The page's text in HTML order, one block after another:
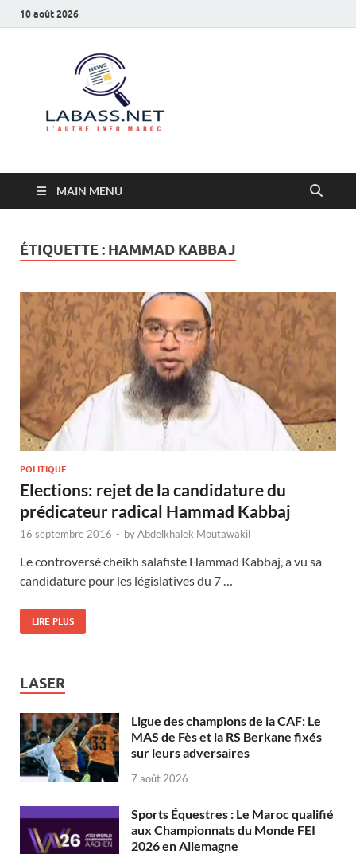
10 août 2026
MAIN MENU
ÉTIQUETTE : HAMMAD KABBAJ
POLITIQUE
Elections: rejet de la candidature du
prédicateur radical Hammad Kabbaj
16 septembre 2016 - byAbdelkhalek Moutawakil
Le controversé cheikh salafiste Hammad Kabbaj, a vu sa
candidature pour les législatives du 7 …
LIRE PLUS
LASER
Ligue des champions de la CAF: Le
MAS de Fès et la RS Berkane fixés
sur leurs adversaires
7 août 2026
Sports Équestres : Le Maroc qualifié
aux Championnats du Monde FEI
2026 en Allemagne